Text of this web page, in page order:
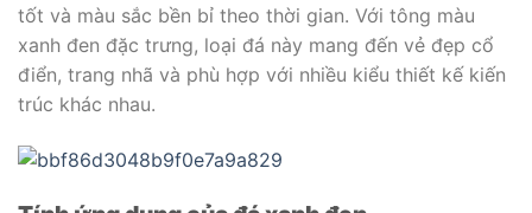
tốt và màu sắc bền bỉ theo thời gian. Với tông màu
xanh đen đặc trưng, loại đá này mang đến vẻ đẹp cổ
điển, trang nhã và phù hợp với nhiều kiểu thiết kế kiến
trúc khác nhau.